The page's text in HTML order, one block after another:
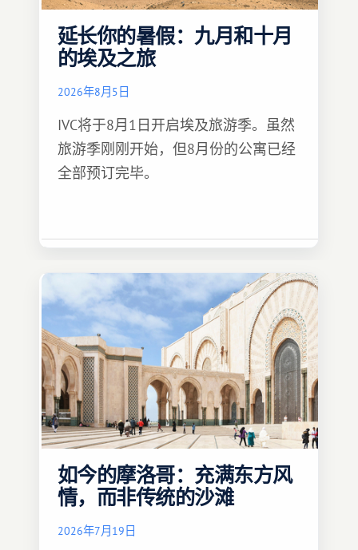
延长你的暑假：九月和十月
的埃及之旅
2026年8月5日
IVC将于8月1日开启埃及旅游季。虽然
旅游季刚刚开始，但8月份的公寓已经
全部预订完毕。
如今的摩洛哥：充满东方风
情，而非传统的沙滩
2026年7月19日